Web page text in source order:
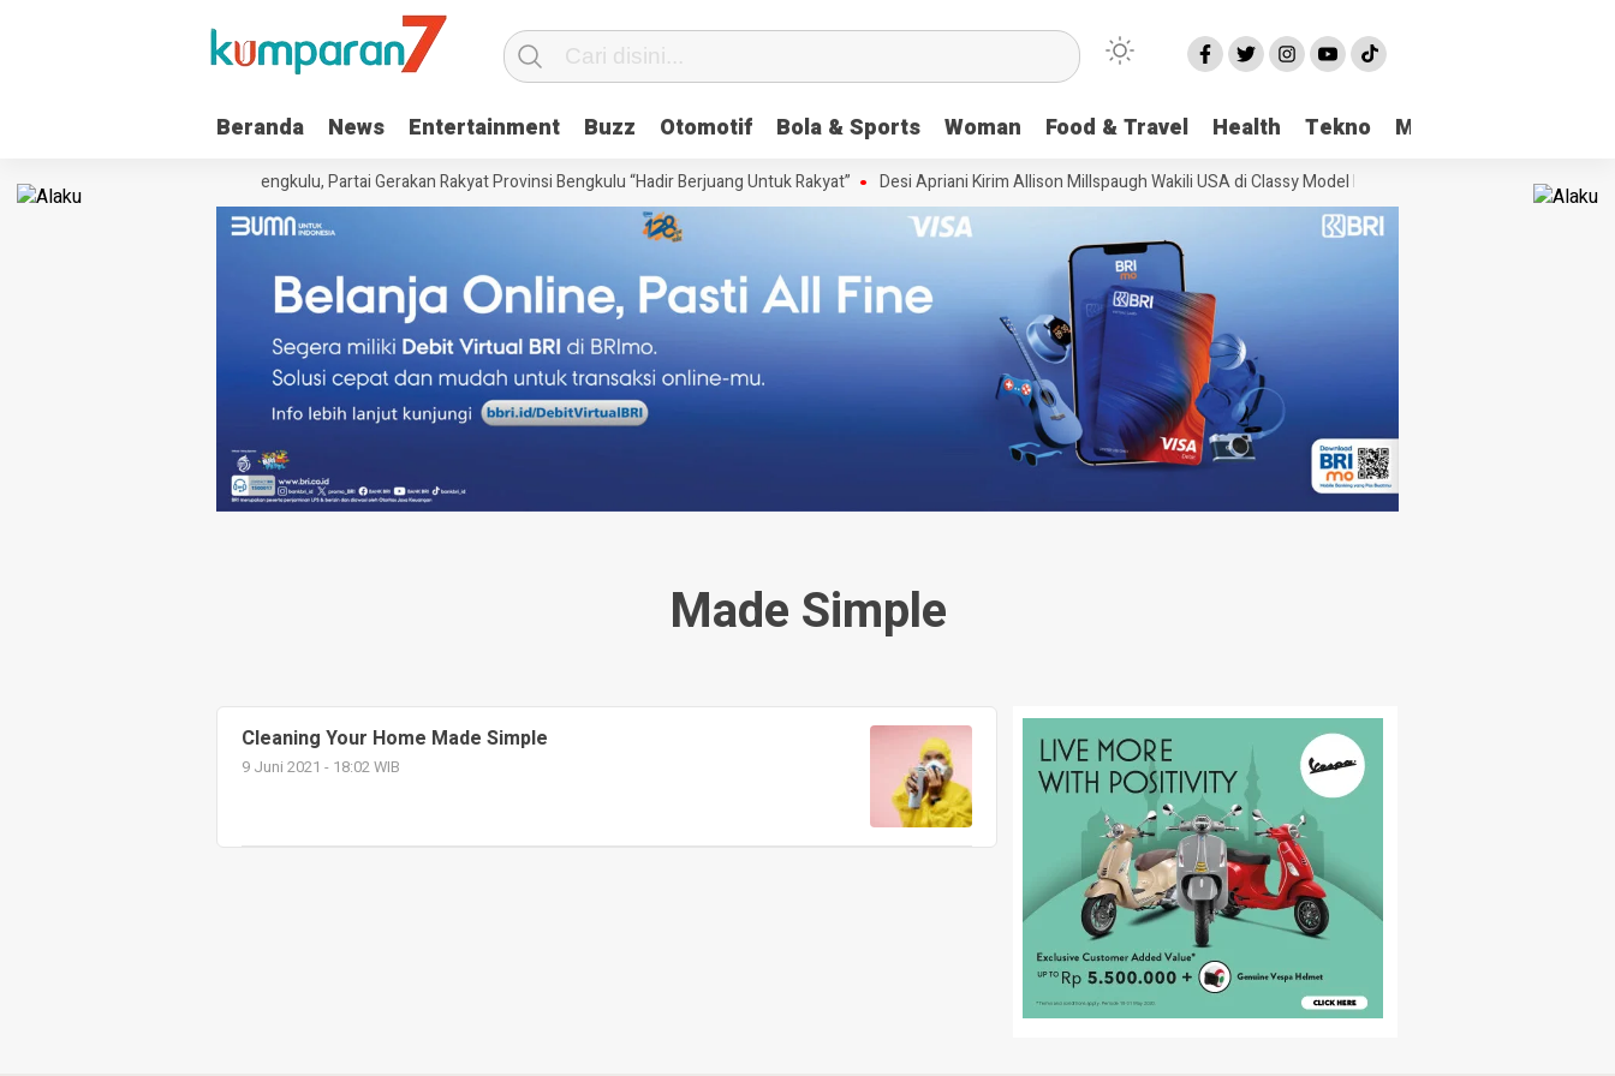
Beranda News Entertainment Buzz Otomotif Bola & Sports Woman Food & Travel Health Tekno More
SKT dari Kanwil Kemenkum Bengkulu, Partai Gerakan Rakyat Provinsi Bengkulu “Hadir Berjuang Untuk Rakyat” Desi Apriani Kirim Allison Millspaugh Wakili USA di Classy Model International Viral Kasus
Made Simple
Cleaning Your Home Made Simple
9 Juni 2021 - 18:02 WIB